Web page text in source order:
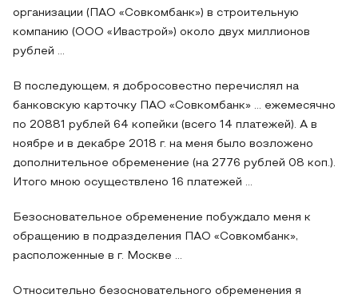
организации (ПАО «Совкомбанк») в строительную
компанию (ООО «Ивастрой») около двух миллионов
рублей ...
В последующем, я добросовестно перечислял на
банковскую карточку ПАО «Совкомбанк» … ежемесячно
по 20881 рублей 64 копейки (всего 14 платежей). А в
ноябре и в декабре 2018 г. на меня было возложено
дополнительное обременение (на 2776 рублей 08 коп.).
Итого мною осуществлено 16 платежей …
Безосновательное обременение побуждало меня к
обращению в подразделения ПАО «Совкомбанк»,
расположенные в г. Москве ...
Относительно безосновательного обременения я